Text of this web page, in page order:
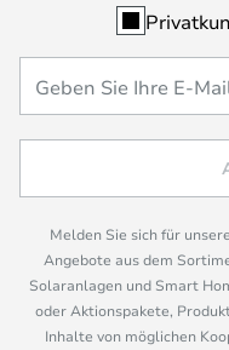
Melden Sie sich für
Angebote aus dem
Solaranlagen und Smart
oder Aktionspakete,
Inhalte von möglichen